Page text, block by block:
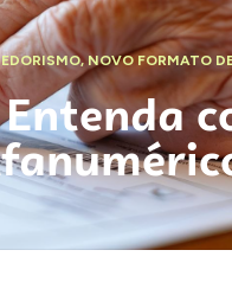
,NOVO FORMATO